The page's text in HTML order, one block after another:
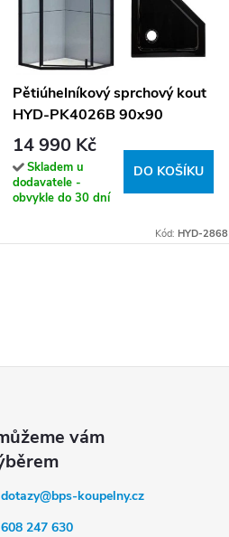
Pětiúhelníkový sprchový kout
HYD-PK4026B 90x90
černá/transparent + vanička
HYD-PSV-ST07B černá
14 990 Kč
Skladem u
dodavatele -
obvykle do 30 dní
DO KOŠÍKU
Kód: HYD-2868
dotazy@bps-koupelny.cz
608 247 630